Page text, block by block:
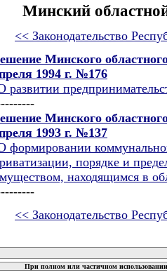
Минский
<< Законодательство
Минского
1994 г. №176
развитии
Минского
1993 г. №137
формировании
порядке и
находящимся в
<< Законодательство
При полном или частичном